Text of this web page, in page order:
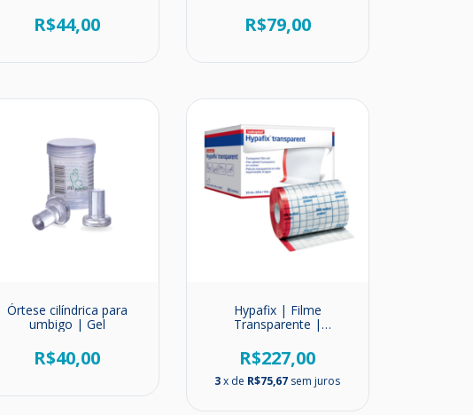
R$44,00 R$79,00
Órtese cilíndrica para
umbigo | Gel
R$40,00
Hypafix | Filme
Transparente |
R$227,00
3x de R$75,67 sem juros